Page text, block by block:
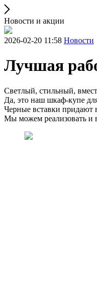
Новости и акции
2026-02-20 11:58 Новости
Лучшая
Светлый, стильный,
Да, это наш шкаф-купе
Черные вставки придают
Мы можем реализовать и